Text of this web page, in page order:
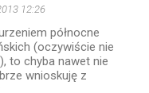
12:26
północne
(oczywiście nie
to chyba nawet nie
wnioskuję z